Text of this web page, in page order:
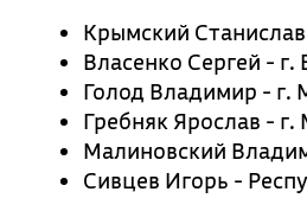
Крымский
Власенко Сергей -
Голод Владимир - г.
Гребняк Ярослав - г.
Малиновский
Сивцев Игорь -